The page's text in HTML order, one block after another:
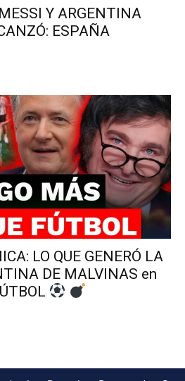
Y ARGENTINA
ESPAÑA
LO QUE GENERÓ LA
DE MALVINAS en